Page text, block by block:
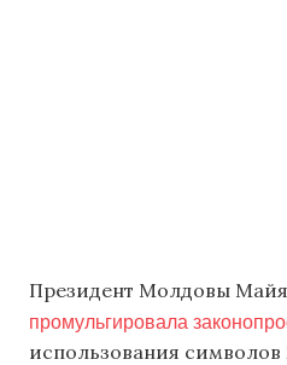
Президент Молдовы
промульгировала
использования символов